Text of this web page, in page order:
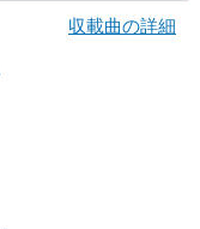
収載曲の詳細